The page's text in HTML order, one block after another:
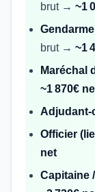
brut → ~1
brut → ~1
Maréchal
~1 870€
Adjudant-
Officier
net
Capitaine